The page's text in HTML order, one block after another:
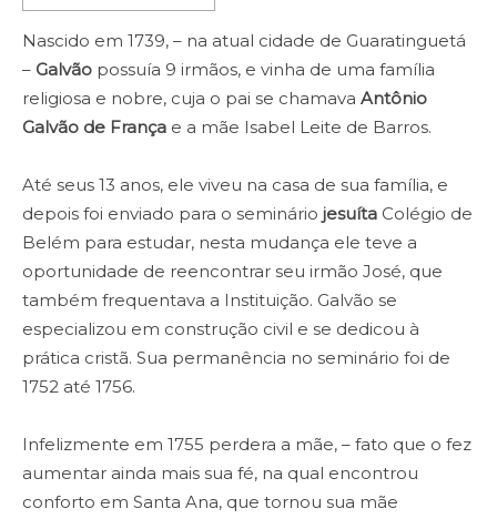
Nascido em 1739, – na atual cidade de Guaratinguetá
– Galvão possuía 9 irmãos, e vinha de uma família
religiosa e nobre, cuja o pai se chamava Antônio
Galvão de França e a mãe Isabel Leite de Barros.
Até seus 13 anos, ele viveu na casa de sua família, e
depois foi enviado para o seminário jesuíta Colégio de
Belém para estudar, nesta mudança ele teve a
oportunidade de reencontrar seu irmão José, que
também frequentava a Instituição. Galvão se
especializou em construção civil e se dedicou à
prática cristã. Sua permanência no seminário foi de
1752 até 1756.
Infelizmente em 1755 perdera a mãe, – fato que o fez
aumentar ainda mais sua fé, na qual encontrou
conforto em Santa Ana, que tornou sua mãe